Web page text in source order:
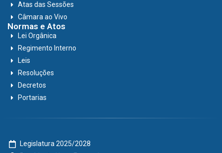
Atas das Sessões
Câmara ao Vivo
Normas e Atos
Lei Orgânica
Regimento Interno
Leis
Resoluções
Decretos
Portarias
Legislatura 2025/2028